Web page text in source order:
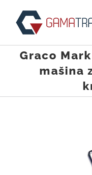
content
Graco
mašina